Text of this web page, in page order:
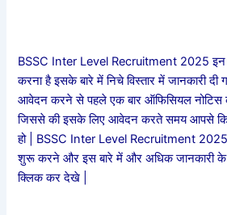
BSSC Inter Level Recruitment 2025
करना है इसके बारे में निचे विस्तार में जानकारी
आवेदन करने से पहले एक बार ऑफिसियल नोटिस
जिससे की इसके लिए आवेदन करते समय आपसे
हो | BSSC Inter Level Recruitment
शुरू करने और इस बारे में और अधिक जानकारी के
क्लिक कर देखे |